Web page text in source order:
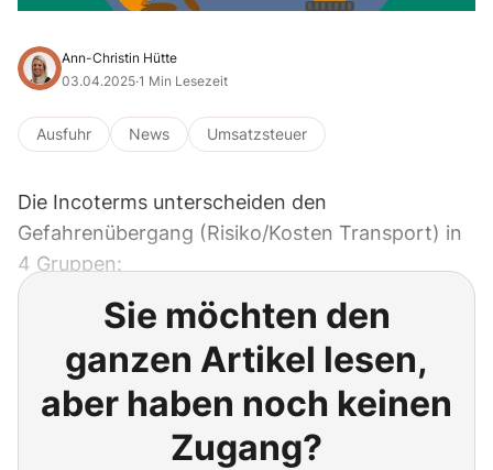
Ann-Christin Hütte
03.04.2025·1 Min Lesezeit
Ausfuhr News Umsatzsteuer
Die Incoterms unterscheiden den
Gefahrenübergang (Risiko/Kosten Transport) in
4 Gruppen:
Sie möchten den
ganzen Artikel lesen,
aber haben noch keinen
Zugang?